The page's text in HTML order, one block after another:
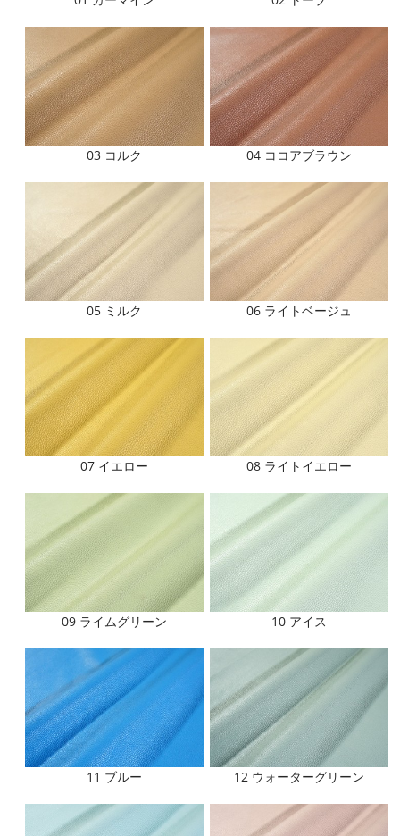
03 コルク 04 ココアブラウン
05 ミルク 06 ライトベージュ
07 イエロー 08 ライトイエロー
09 ライムグリーン 10 アイス
11 ブルー 12 ウォーターグリーン